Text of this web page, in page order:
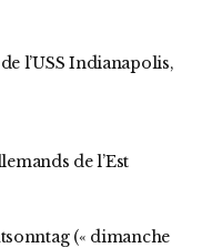
l’USS Indianapolis,
de l’Est
(« dimanche